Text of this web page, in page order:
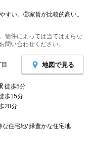
すい。②家賃が比較的高い。
物件によっては当てはまらな
問い合わせください。
地図で見る
徒歩5分
歩15分
20分
住宅地/ 緑豊かな住宅地